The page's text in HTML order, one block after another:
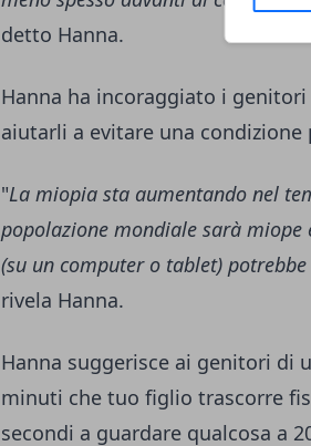
detto Hanna.
Hanna ha incoraggiato i
aiutarli a evitare una condizione
"La miopia sta aumentando nel
popolazione mondiale sarà
(su un computer o tablet)
rivela Hanna.
Hanna suggerisce ai genitori di
minuti che tuo figlio trascorre
secondi a guardare qualcosa a